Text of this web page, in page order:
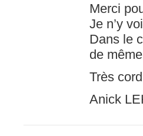
Merci
Je n’y
Dans le
de
Très
Anick